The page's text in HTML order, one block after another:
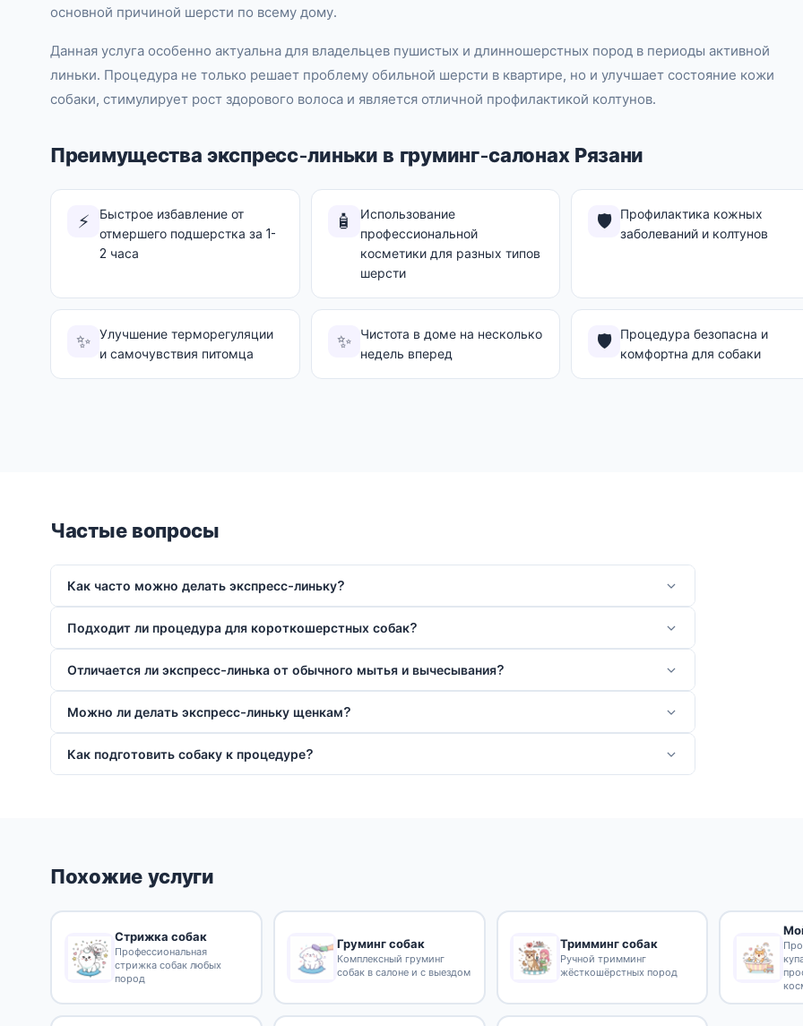
основной причиной шерсти по всему дому.
Данная услуга особенно актуальна для владельцев пушистых и длинношерстных пород в периоды активной
линьки. Процедура не только решает проблему обильной шерсти в квартире, но и улучшает состояние кожи
собаки, стимулирует рост здорового волоса и является отличной профилактикой колтунов.
Преимущества экспресс-линьки в груминг-салонах Рязани
⚡
Быстрое избавление от
отмершего подшерстка за 1-
2 часа
🧴
Использование
профессиональной
косметики для разных типов
шерсти
🛡️ Профилактика кожных
заболеваний и колтунов
✨ Улучшение терморегуляции
и самочувствия питомца
✨
Чистота в доме на несколько
недель вперед
🛡️ Процедура безопасна и
комфортна для собаки
Частые вопросы
Как часто можно делать экспресс-линьку?
Подходит ли процедура для короткошерстных собак?
Отличается ли экспресс-линька от обычного мытья и вычесывания?
Можно ли делать экспресс-линьку щенкам?
Как подготовить собаку к процедуре?
Похожие услуги
Стрижка собак
Профессиональная
стрижка собак любых
пород
Груминг собак
Комплексный груминг
собак в салоне и с выездом
Тримминг собак
Ручной тримминг
жёсткошёрстных пород